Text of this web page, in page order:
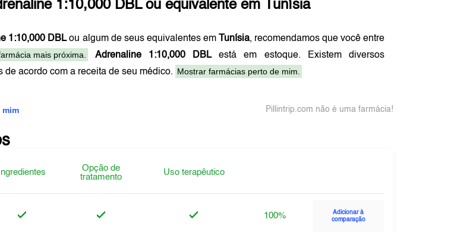
1:10,000 DBLou equivalente em Tunísia
1:10,000 DBLou algum de seus equivalentes em Tunísia, recomendamos que você entre
mais próxima. Adrenaline 1:10,000 DBLestá em estoque. Existem diversos
de acordo com a receita de seu médico. Mostrar farmácias perto de mim.
mim Pillintrip.com não é uma farmácia!
Ingredientes
Opção de
tratamento
Uso terapêutico
100%
Adicionar à
comparação